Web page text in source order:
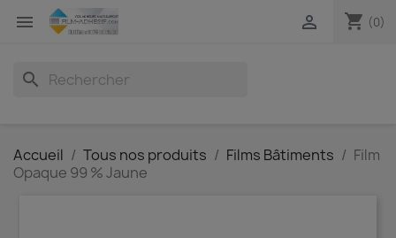
 shopping_cart (0)

search
Accueil Tous nos produits Films Bâtiments
Film
Opaque 99 % Jaune